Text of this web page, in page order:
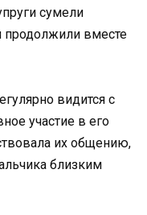
сумели
продолжили вместе
видится с
участие в его
их общению,
близким